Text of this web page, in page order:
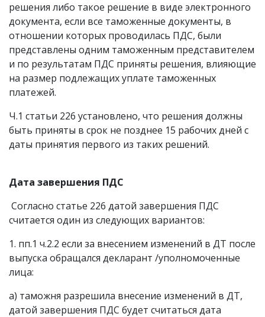
решения либо такое решение в виде электронного
документа, если все таможенные документы, в
отношении которых проводилась ПДС, были
представлены одним таможенным представителем
и по результатам ПДС приняты решения, влияющие
на размер подлежащих уплате таможенных
платежей.
Ч.1 статьи 226 установлено, что решения должны
быть приняты в срок не позднее 15 рабочих дней с
даты принятия первого из таких решений.
Дата завершения ПДС
Согласно статье 226 датой завершения ПДС
считается один из следующих вариантов:
1. пп.1 ч.2.2 если за внесением изменений в ДТ после
выпуска обращался декларант /уполномоченные
лица:
а) таможня разрешила внесение изменений в ДТ,
датой завершения ПДС будет считаться дата